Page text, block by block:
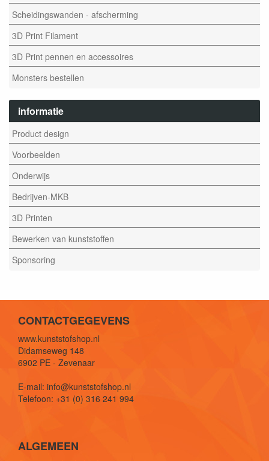
Scheidingswanden - afscherming
3D Print Filament
3D Print pennen en accessoires
Monsters bestellen
informatie
Product design
Voorbeelden
Onderwijs
Bedrijven-MKB
3D Printen
Bewerken van kunststoffen
Sponsoring
CONTACTGEGEVENS
www.kunststofshop.nl
Didamseweg 148
6902 PE - Zevenaar
E-mail: info@kunststofshop.nl
Telefoon: +31 (0) 316 241 994
ALGEMEEN